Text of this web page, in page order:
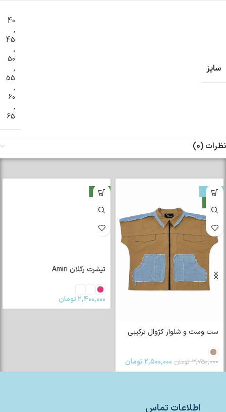
سایز
40
,
45
,
50
,
55
,
60
,
65
نظرات (0)
-33%
ست وست و شلوار کژوال ترکیبی
۳,۷۵۰,۰۰۰ تومان ۲,۵۰۰,۰۰۰تومان
جدید
تیشرت رگلان Amiri
۲,۴۰۰,۰۰۰تومان
اطلاعات تماس